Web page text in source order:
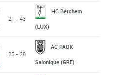
21 - 43
HC Berchem
(LUX)
25 - 29
AC PAOK
Salonique (GRE)